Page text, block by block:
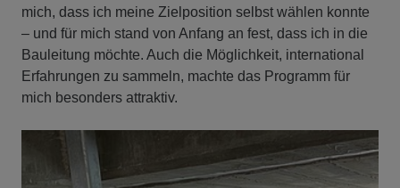
mich, dass ich meine Zielposition selbst wählen konnte
– und für mich stand von Anfang an fest, dass ich in die
Bauleitung möchte. Auch die Möglichkeit, international
Erfahrungen zu sammeln, machte das Programm für
mich besonders attraktiv.